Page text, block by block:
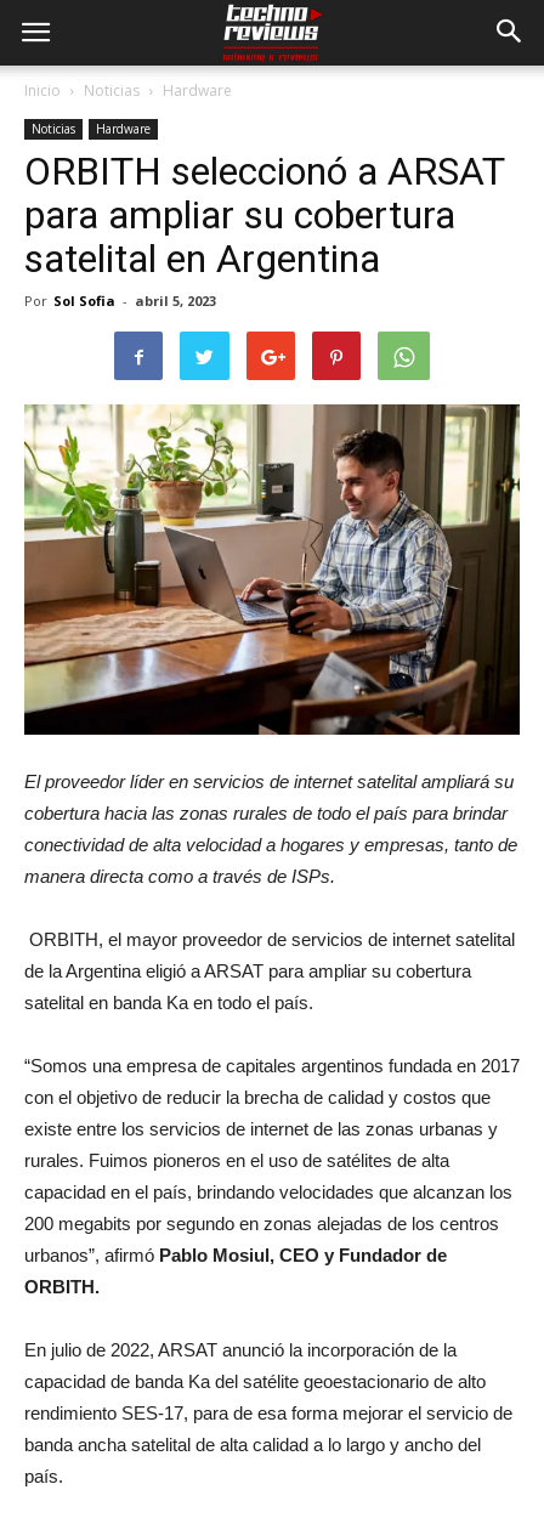
Inicio Noticias Hardware
Noticias Hardware
ORBITH seleccionó a ARSAT
para ampliar su cobertura
satelital en Argentina
Por Sol Sofia - abril 5, 2023
El proveedor líder en servicios de internet satelitalampliará su
cobertura hacia las zonas rurales de todo el país para brindar
conectividad de alta velocidad a hogares y empresas, tanto de
manera directa como a través de ISPs.
ORBITH, el mayor proveedor de servicios de internet satelital
de la Argentina eligió a ARSAT para ampliar su cobertura
satelital en banda Ka en todo el país.
“Somos una empresa de capitales argentinos fundada en 2017
con el objetivo de reducir la brecha de calidad y costos que
existe entre los servicios de internet de las zonas urbanas y
rurales. Fuimos pioneros en el uso de satélites de alta
capacidad en el país, brindando velocidades que alcanzan los
200 megabits por segundo en zonas alejadas de los centros
urbanos”, afirmó Pablo Mosiul, CEO y Fundador de
ORBITH.
En julio de 2022, ARSAT anunció la incorporación de la
capacidad de banda Ka del satélite geoestacionario de alto
rendimiento SES-17, para de esa forma mejorar el servicio de
banda ancha satelital de alta calidad a lo largo y ancho del
país.